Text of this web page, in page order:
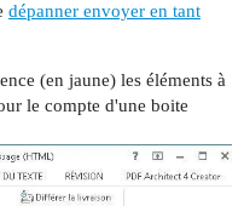
dépanner envoyer en tant
(en jaune) les éléments à
le compte d'une boite